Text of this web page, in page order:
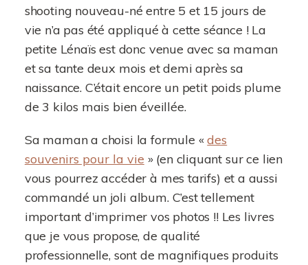
shooting nouveau-né entre 5 et 15 jours de
vie n’a pas été appliqué à cette séance ! La
petite Lénaïs est donc venue avec sa maman
et sa tante deux mois et demi après sa
naissance. C’était encore un petit poids plume
de 3 kilos mais bien éveillée.
Sa maman a choisi la formule «des
souvenirs pour la vie » (en cliquant sur ce lien
vous pourrez accéder à mes tarifs) et a aussi
commandé un joli album. C’est tellement
important d’imprimer vos photos !! Les livres
que je vous propose, de qualité
professionnelle, sont de magnifiques produits